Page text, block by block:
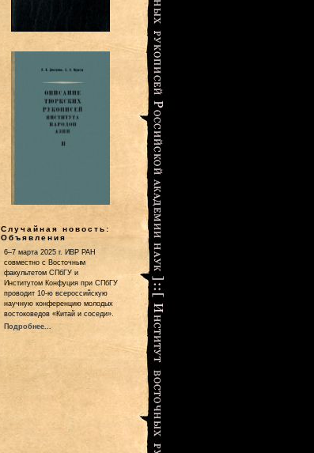
Случайная новость:
Объявления
6–7 марта 2025 г. ИВР РАН
совместно с Восточным
факультетом СПбГУ и
Институтом Конфуция при СПбГУ
проводит 10-ю всероссийскую
научную конференцию молодых
востоковедов «Китай и соседи».
Подробнее...